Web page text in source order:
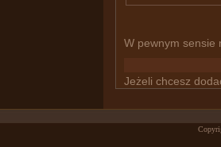
W pewnym sensie
Jeżeli chcesz